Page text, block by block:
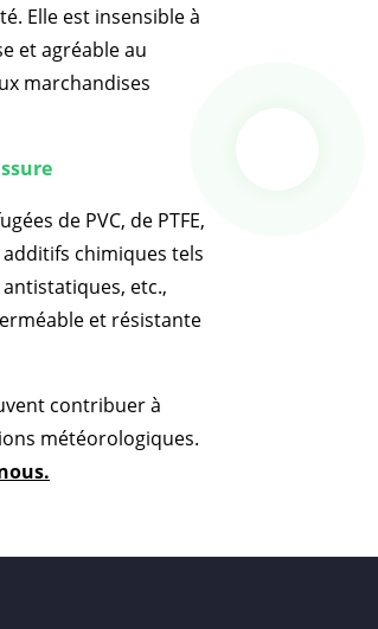
Elle est insensible à
et agréable au
marchandises
de PVC, de PTFE,
chimiques tels
etc.,
et résistante
contribuer à
météorologiques.